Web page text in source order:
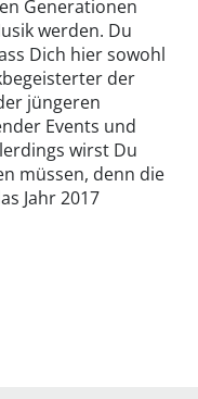
Generationen
werden. Du
Dich hier sowohl
der
jüngeren
Events und
wirst Du
müssen, denn die
Jahr 2017